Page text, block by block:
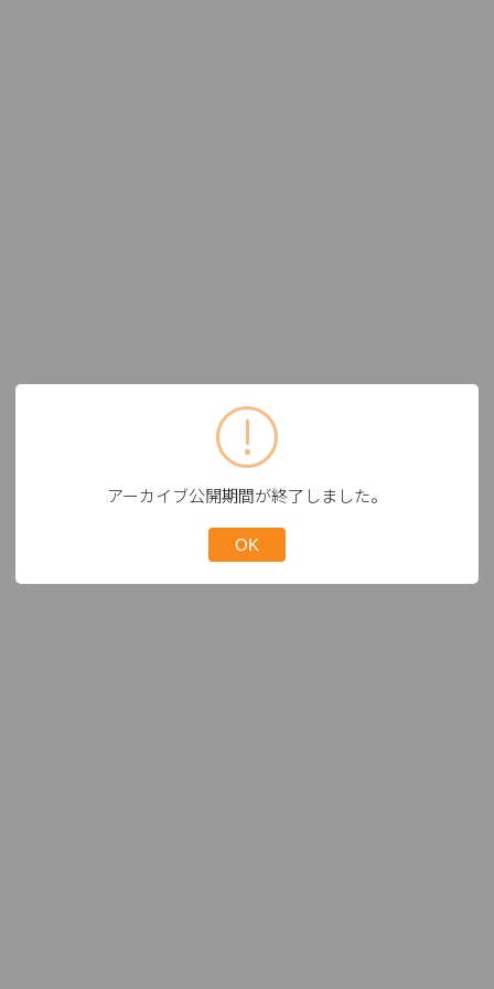
アーカイブ公開期間が終了しました。
OK